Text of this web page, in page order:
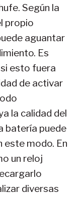
Según la
propio
aguantar
Es
esto fuera
de activar
la calidad del
batería puede
este modo. En
un reloj
diversas